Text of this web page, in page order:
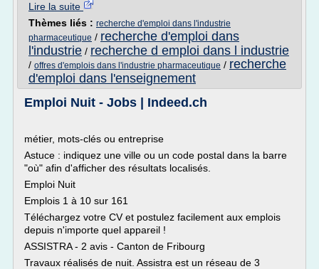
Lire la suite
Thèmes liés : recherche d'emploi dans l'industrie
pharmaceutique / recherche d'emploi dans
l'industrie / recherche d emploi dans l industrie
/ offres d'emplois dans l'industrie pharmaceutique / recherche
d'emploi dans l'enseignement
Emploi Nuit - Jobs | Indeed.ch
métier, mots-clés ou entreprise
Astuce : indiquez une ville ou un code postal dans la barre
"où" afin d'afficher des résultats localisés.
Emploi Nuit
Emplois 1 à 10 sur 161
Téléchargez votre CV et postulez facilement aux emplois
depuis n'importe quel appareil !
ASSISTRA - 2 avis - Canton de Fribourg
Travaux réalisés de nuit. Assistra est un réseau de 3